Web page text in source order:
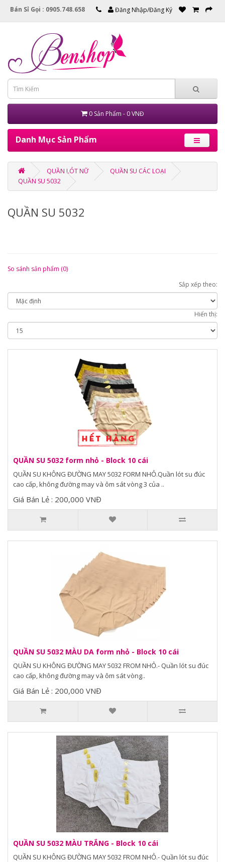
Bán Sỉ Gọi : 0905.748.658 Đăng Nhập/Đăng Ký
0 Sản Phẩm - 0 VNĐ
Danh Mục Sản Phẩm
QUẦN LÓT NỮ
QUẦN SU CÁC LOẠI
QUẦN SU 5032
QUẦN SU 5032
So sánh sản phẩm (0)
Sắp xếp theo:
Hiển thị:
QUẦN SU 5032 form nhỏ - Block 10 cái
QUẦN SU KHÔNG ĐƯỜNG MAY 5032 FORM NHỎ.Quần lót su đúc
cao cấp, không đường may và ôm sát vòng 3 của ..
Giá Bán Lẻ : 200,000 VNĐ
QUẦN SU 5032 MÀU DA form nhỏ - Block 10 cái
QUẦN SU KHÔNG ĐƯỜNG MAY 5032 FROM NHỎ.- Quần lót su đúc
cao cấp, không đường may và ôm sát vòng..
Giá Bán Lẻ : 200,000 VNĐ
QUẦN SU 5032 MÀU TRẮNG - Block 10 cái
QUẦN SU KHÔNG ĐƯỜNG MAY 5032 FROM NHỎ.- Quần lót su đúc